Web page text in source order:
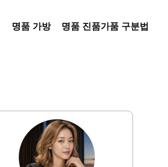
명품 가방 명품 진품가품 구분법